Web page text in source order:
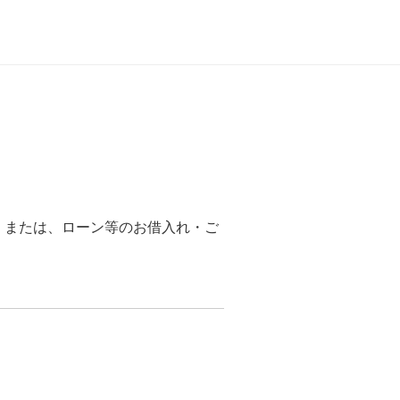
たは、ローン等のお借入れ・ご